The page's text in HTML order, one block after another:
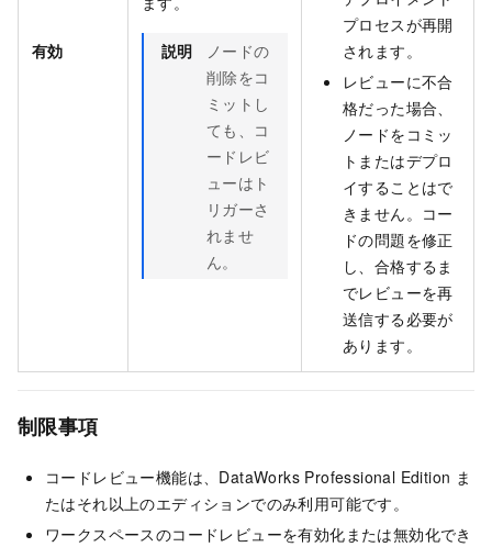
有効 説明
ノードの
削除をコ
ミットし
ても、コ
ードレビ
ューはト
リガーさ
れませ
ん。
プロセスが再開
されます。
レビューに不合
格だった場合、
ノードをコミッ
トまたはデプロ
イすることはで
きません。コー
ドの問題を修正
し、合格するま
でレビューを再
送信する必要が
あります。
制限事項
コードレビュー機能は、DataWorks Professional Edition ま
たはそれ以上のエディションでのみ利用可能です。
ワークスペースのコードレビューを有効化または無効化でき